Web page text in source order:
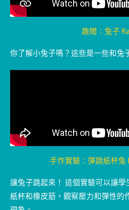
趣聞：兔子
你了解小兔子嗎？這些是一些和兔
手作實驗：彈跳紙杯兔
讓兔子跳起來！ 這個實驗可以讓學
紙杯和橡皮筋，觀察壓力和彈性的